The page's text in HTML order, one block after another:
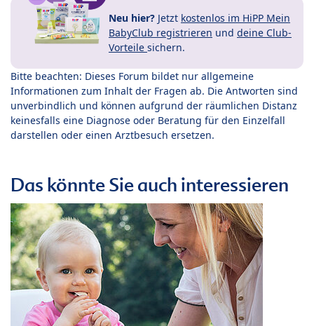
Neu hier? Jetzt kostenlos im HiPP Mein
BabyClub registrieren und deine Club-
Vorteile sichern.
Bitte beachten: Dieses Forum bildet nur allgemeine
Informationen zum Inhalt der Fragen ab. Die Antworten sind
unverbindlich und können aufgrund der räumlichen Distanz
keinesfalls eine Diagnose oder Beratung für den Einzelfall
darstellen oder einen Arztbesuch ersetzen.
Das könnte Sie auch interessieren